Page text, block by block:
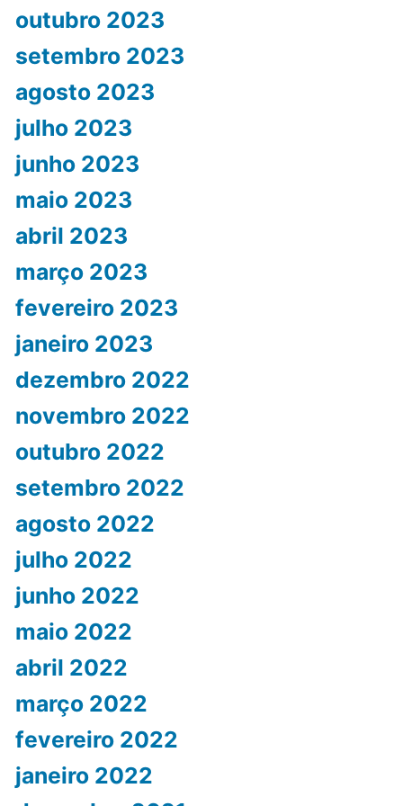
outubro 2023
setembro 2023
agosto 2023
julho 2023
junho 2023
maio 2023
abril 2023
março 2023
fevereiro 2023
janeiro 2023
dezembro 2022
novembro 2022
outubro 2022
setembro 2022
agosto 2022
julho 2022
junho 2022
maio 2022
abril 2022
março 2022
fevereiro 2022
janeiro 2022